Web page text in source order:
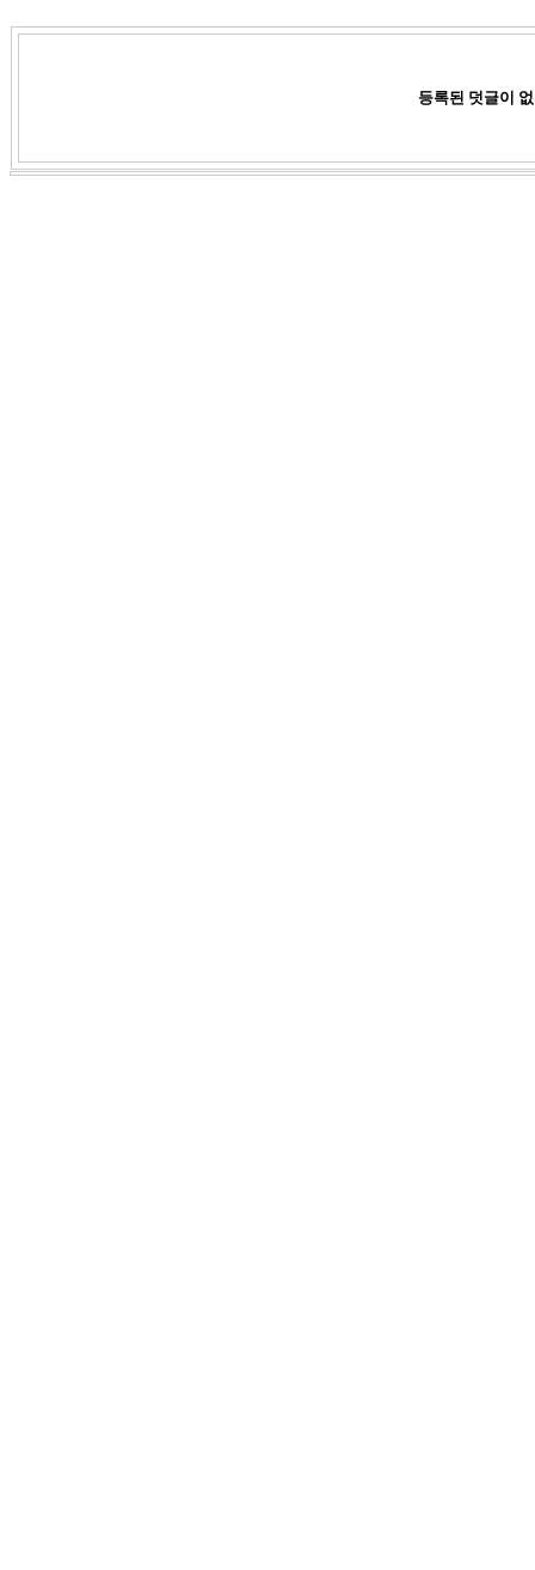
등록된 덧글이